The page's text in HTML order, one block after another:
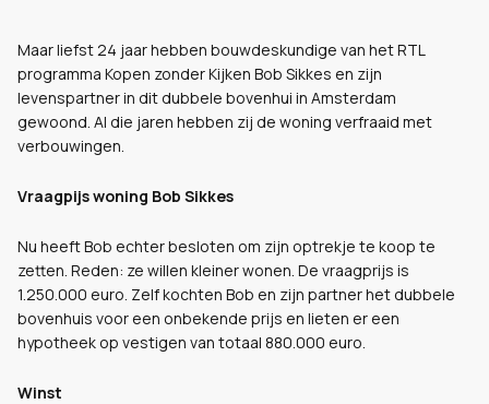
Maar liefst 24 jaar hebben bouwdeskundige van het RTL
programma Kopen zonder Kijken Bob Sikkes en zijn
levenspartner in dit dubbele bovenhui in Amsterdam
gewoond. Al die jaren hebben zij de woning verfraaid met
verbouwingen.
Vraagpijs woning Bob Sikkes
Nu heeft Bob echter besloten om zijn optrekje te koop te
zetten. Reden: ze willen kleiner wonen. De vraagprijs is
1.250.000 euro. Zelf kochten Bob en zijn partner het dubbele
bovenhuis voor een onbekende prijs en lieten er een
hypotheek op vestigen van totaal 880.000 euro.
Winst